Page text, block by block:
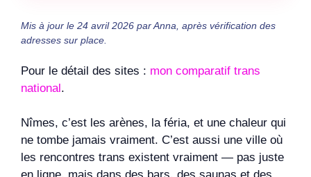
Mis à jour le 24 avril 2026 par Anna, après vérification des
adresses sur place.
Pour le détail des sites : mon comparatif trans
national.
Nîmes, c’est les arènes, la féria, et une chaleur qui
ne tombe jamais vraiment. C’est aussi une ville où
les rencontres trans existent vraiment — pas juste